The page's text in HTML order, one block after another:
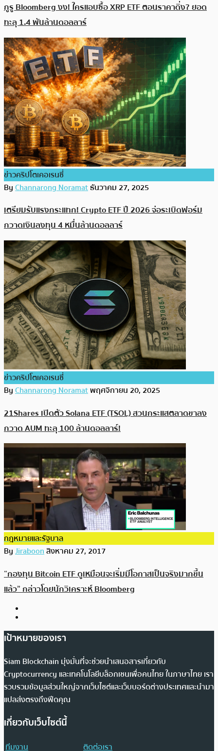
กูรู Bloomberg งง! ใครแอบซื้อ XRP ETF ตอนราคาดิ่ง? ยอด
ทะลุ 1.4 พันล้านดอลลาร์
ข่าวคริปโตเคอเรนซี่
ByChannarong Noramatธันวาคม 27, 2025
เตรียมรับแรงกระแทก! Crypto ETF ปี 2026 จ่อระเบิดฟอร์ม
กวาดเงินลงทุน 4 หมื่นล้านดอลลาร์
ข่าวคริปโตเคอเรนซี่
ByChannarong Noramatพฤศจิกายน 20, 2025
21Shares เปิดตัว Solana ETF (TSOL) สวนกระแสตลาดขาลง
กวาด AUM ทะลุ 100 ล้านดอลลาร์!
กฎหมายและรัฐบาล
ByJiraboonสิงหาคม 27, 2017
“กองทุน Bitcoin ETF ดูเหมือนจะเริ่มมีโอกาสเป็นจริงมากขึ้น
แล้ว” กล่าวโดยนักวิเคราะห์ Bloomberg
เป้าหมายของเรา
Siam Blockchain มุ่งมั่นที่จะช่วยนำเสนอสารเกี่ยวกับ
Cryptocurrency และเทคโนโลยีบล็อกเชนเพื่อคนไทย ในภาษาไทย เรา
รวบรวมข้อมูลส่วนใหญ่จากเว็บไซต์และเว็บบอร์ดต่างประเทศและนำมา
แปลส่งตรงถึงฟีดคุณ
เกี่ยวกับเว็บไซต์นี้
ทีมงาน ติดต่อเรา